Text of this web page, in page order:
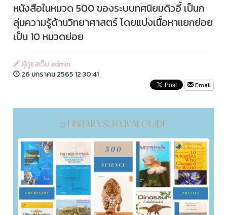
หนังสือในหมวด 500 ของระบบทศนิยมดิวอี้ เป็นก
ลุ่มความรู้ด้านวิทยาศาสตร์ โดยแบ่งเนื้อหาแยกย่อย
เป็น 10 หมวดย่อย
ผู้ดูแลเว็บ admin
26 มกราคม 2565 12:30:41
Email